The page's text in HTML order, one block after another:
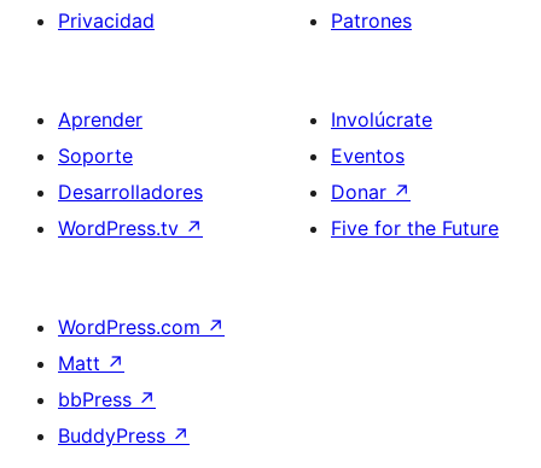
Privacidad
Patrones
Aprender
Soporte
Desarrolladores
WordPress.tv ↗
Involúcrate
Eventos
Donar ↗
Five for the Future
WordPress.com ↗
Matt ↗
bbPress ↗
BuddyPress ↗